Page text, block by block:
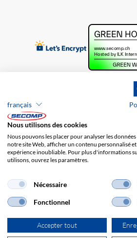
Brands
Protection des données
Frais de port
français
Nous utilisons des cookies
Nous pouvons les placer pour analyser les
notre site Web, afficher un contenu personnalisé
expérience inoubliable. Pour plus d'informations
utilisons, ouvrez les paramètres.
Nécessaire
Fonctionnel
Accepter tout